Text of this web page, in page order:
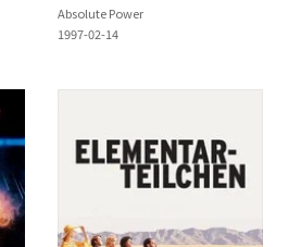
Absolute Power
1997-02-14